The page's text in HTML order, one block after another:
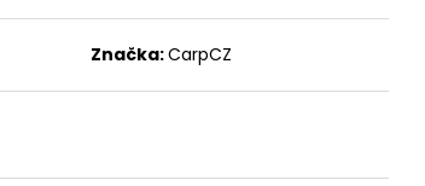
Značka:CarpCZ